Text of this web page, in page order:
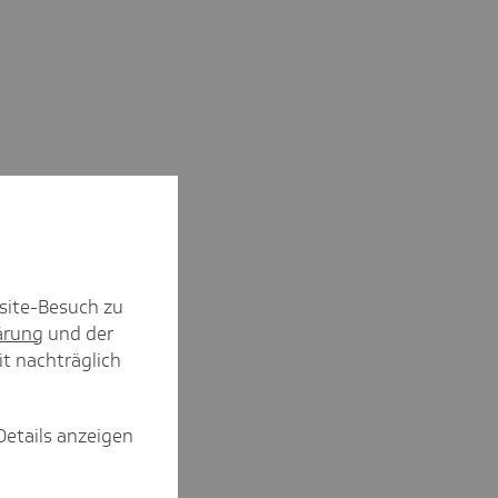
Besuch zu
und der
nachträglich
anzeigen